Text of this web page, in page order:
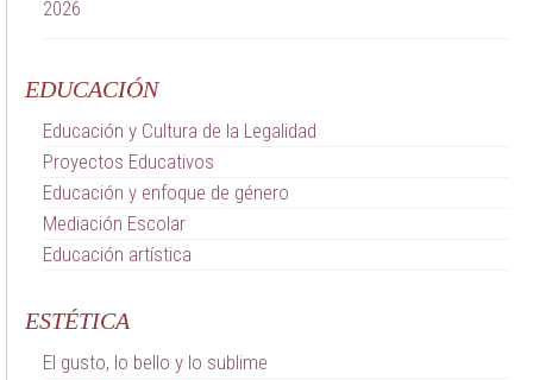
EDUCACIÓN
Educación y Cultura de la Legalidad
Proyectos Educativos
Educación y enfoque de género
Mediación Escolar
Educación artística
ESTÉTICA
El gusto, lo bello y lo sublime